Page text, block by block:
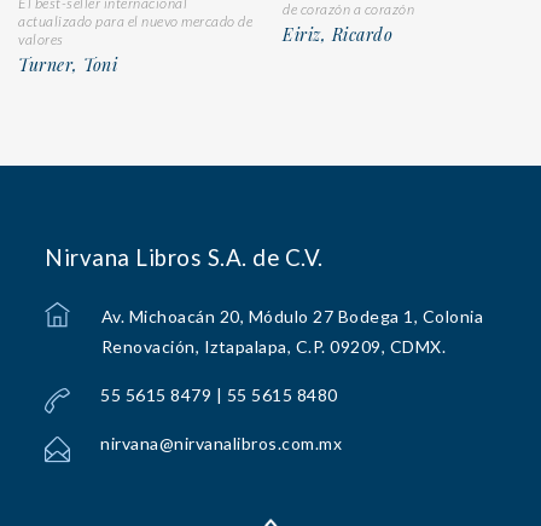
actualizado para el nuevo mercado de
valores
Turner, Toni
de corazón a corazón
Eiriz, Ricardo
Nirvana Libros S.A. de C.V.
Av. Michoacán 20, Módulo 27 Bodega 1, Colonia
Renovación, Iztapalapa, C.P. 09209, CDMX.
55 5615 8479 | 55 5615 8480
nirvana@nirvanalibros.com.mx